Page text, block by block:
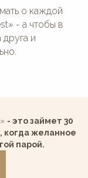
о каждой
- а чтобы в
и
- это займет 30
когда желанное
парой.